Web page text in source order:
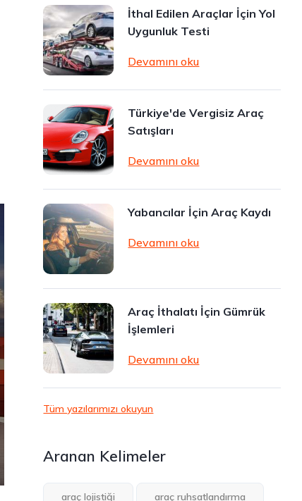
İthal Edilen Araçlar İçin Yol
Uygunluk Testi
Devamını oku
Türkiye'de Vergisiz Araç
Satışları
Devamını oku
Yabancılar İçin Araç Kaydı
Devamını oku
Araç İthalatı İçin Gümrük
İşlemleri
Devamını oku
Tüm yazılarımızı okuyun
Aranan Kelimeler
araç lojistiği araç ruhsatlandırma